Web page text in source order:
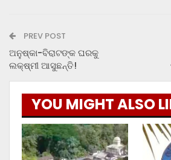
PREV POST
ଅନୁଷ୍କା-ବିରାଟଙ୍କ ଘରକୁ
ଲକ୍ଷ୍ମୀ ଆସୁଛନ୍ତି!
YOU MIGHT ALSO